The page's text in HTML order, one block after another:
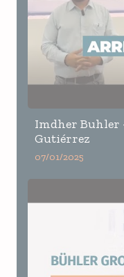
Imdher Buhler
Gutiérrez
07/01/2025